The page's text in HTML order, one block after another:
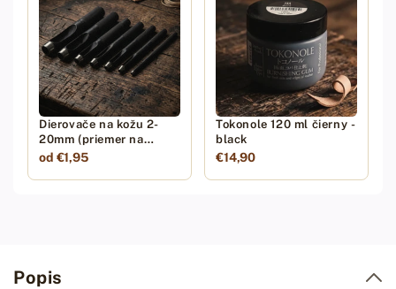
Dierovače na kožu 2-
20mm (priemer na
výber)
od €1,95
Tokonole 120 ml čierny -
black
€14,90
Popis